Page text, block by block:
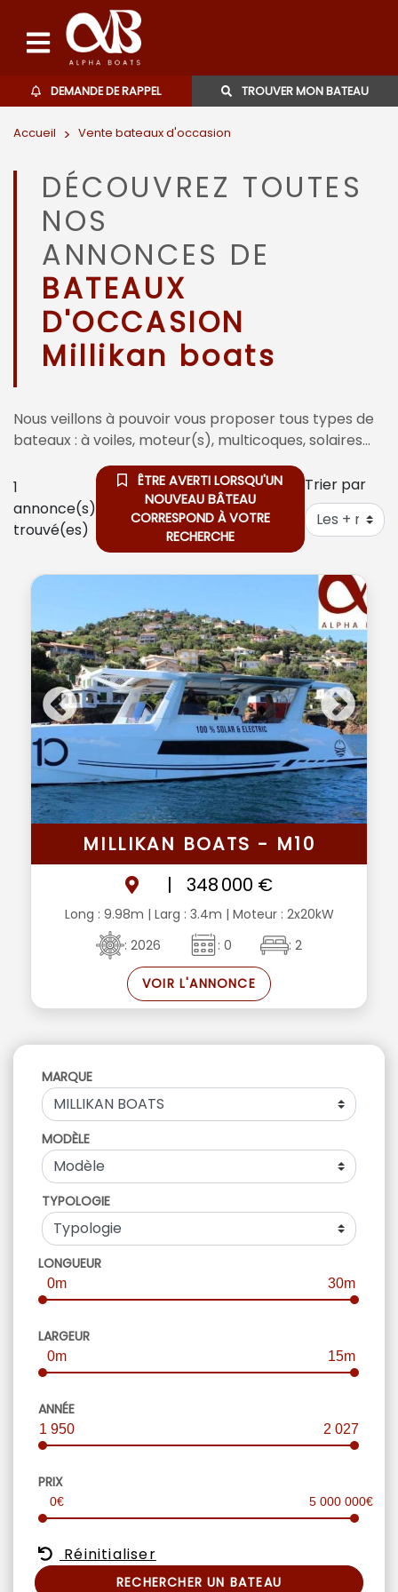
Bateaux d'occasions
L'agence
Contact
06 27 07 57 11
DEMANDE DE RAPPEL TROUVER MON BATEAU
Accueil > Vente bateaux d'occasion
DÉCOUVREZ TOUTES
NOS
ANNONCES DE
BATEAUX
D'OCCASION
Millikan boats
Nous veillons à pouvoir vous proposer tous types de
bateaux : à voiles, moteur(s), multicoques, solaires…
1
annonce(s)
trouvé(es)
ÊTRE AVERTI LORSQU'UN
NOUVEAU BÂTEAU
CORRESPOND À VOTRE
RECHERCHE
Trier par
MILLIKAN BOATS - M10
|
348 000 €
Long : 9.98m | Larg : 3.4m | Moteur : 2x20kW
: 2026
: 0 : 2
VOIR L'ANNONCE
MARQUE
MODÈLE
TYPOLOGIE
LONGUEUR
0m 30m
LARGEUR
0m 15m
ANNÉE
1 950 2 027
PRIX
0€ 5 000 000€
Réinitialiser
RECHERCHER UN BATEAU